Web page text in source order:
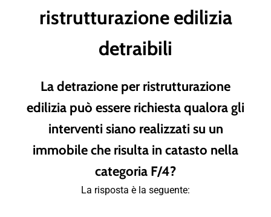
ristrutturazione edilizia
detraibili
La detrazione per ristrutturazione
edilizia può essere richiesta qualora gli
interventi siano realizzati su un
immobile che risulta in catasto nella
categoria F/4?
La risposta è la seguente: